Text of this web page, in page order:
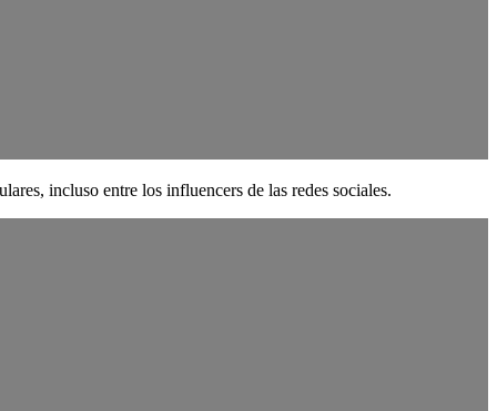
incluso entre los influencers de las redes sociales.